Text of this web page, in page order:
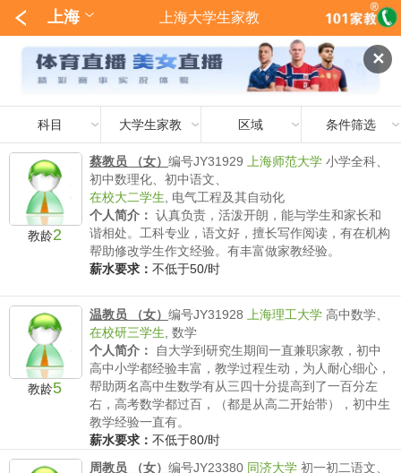
✕
上海 上海大学生家教
科目 大学生家教 区域 条件筛选
教龄2
蔡教员 （女） 编号JY31929 上海师范大学 小学全科、
初中数理化、初中语文、
在校大二学生
电气工程及其自动化
个人简介： 认真负责，活泼开朗，能与学生和家长和
谐相处。工科专业，语文好，擅长写作阅读，有在机构
帮助修改学生作文经验。有丰富做家教经验。
薪水要求： 不低于50/时
教龄5
温教员 （女） 编号JY31928 上海理工大学 高中数学、
在校研三学生 数学
个人简介：
自大学到研究生期间一直兼职家教，初中
高中小学都经验丰富，教学过程生动，为人耐心细心，
帮助两名高中生数学有从三四十分提高到了一百分左
右，高考数学都过百，（都是从高二开始带），初中生
教学经验一直有。
薪水要求： 不低于80/时
周教员 （女） 编号JY23380 同济大学 初一初二语文、